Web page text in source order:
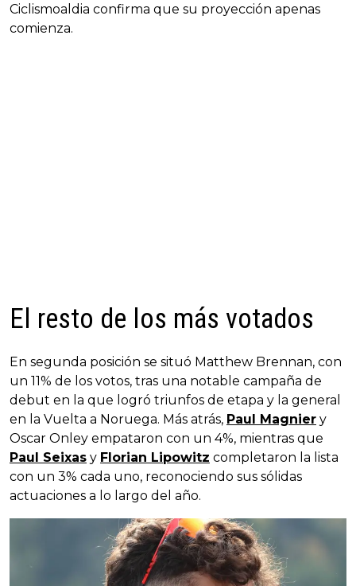
Ciclismoaldia confirma que su proyección apenas
comienza.
El resto de los más votados
En segunda posición se situó Matthew Brennan, con
un 11% de los votos, tras una notable campaña de
debut en la que logró triunfos de etapa y la general
en la Vuelta a Noruega. Más atrás, Paul Magnier y
Oscar Onley empataron con un 4%, mientras que
Paul Seixas y Florian Lipowitz completaron la lista
con un 3% cada uno, reconociendo sus sólidas
actuaciones a lo largo del año.